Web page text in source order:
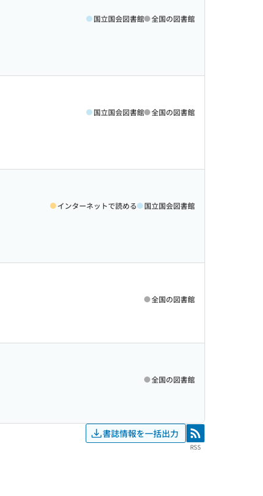
国立国会図書館 全国の図書館
国立国会図書館 全国の図書館
インターネットで読める 国立国会図書館
全国の図書館
全国の図書館
書誌情報を一括出力 RSS
RSS